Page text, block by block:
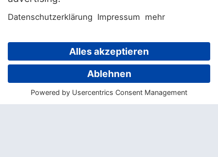
Der weltberühmte Autor Umberto Eco lässt
seinen Roman „Die Insel des vorigen Tages“
Landschaft und Lebenswirklichkeit dieser
abgelegenen Region so anschaulich und
detailliert, wie man es von ihm gewohnt ist.
Wie auch „Der Name der Rose“, ist „Die
Insel des vorigen Tages“ ein höchst